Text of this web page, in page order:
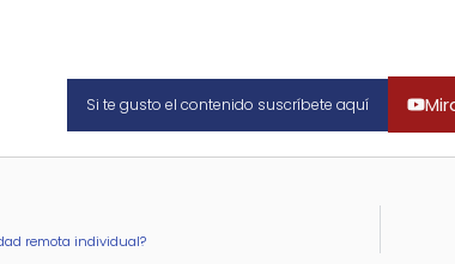
Si te gusto el contenido suscríbete aquí
remota individual?